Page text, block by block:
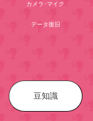
カメラ･マイク
データ復旧
豆知識